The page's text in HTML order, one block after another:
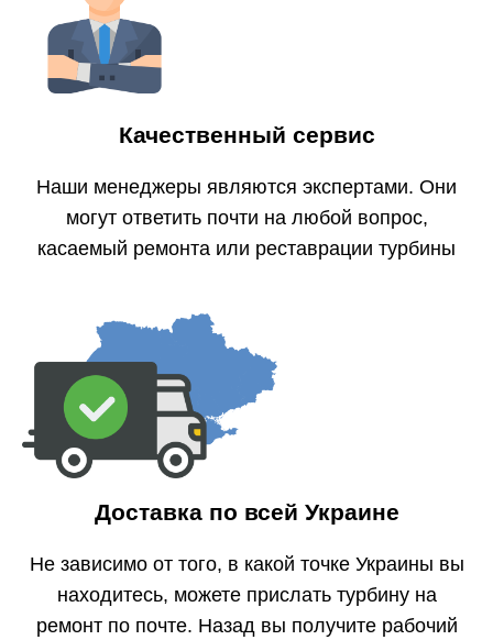
Качественный сервис
Наши менеджеры являются экспертами. Они
могут ответить почти на любой вопрос,
касаемый ремонта или реставрации турбины
Доставка по всей Украине
Не зависимо от того, в какой точке Украины вы
находитесь, можете прислать турбину на
ремонт по почте. Назад вы получите рабочий